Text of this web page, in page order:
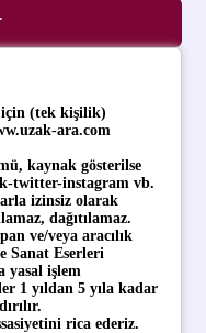
için (tek kişilik)
ara.com
kaynak gösterilse
twitter-instagram vb.
izinsiz olarak
dağıtılamaz.
ve/veya aracılık
Sanat Eserleri
yasal işlem
1 yıldan 5 yıla kadar
rica ederiz.